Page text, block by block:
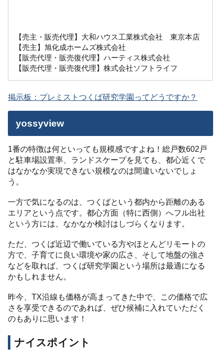
【売主・販売代理】大和ハウス工業株式会社 東京本店
【売主】旭化成ホームズ株式会社
【販売代理・販売復代理】ハーティス株式会社
【販売代理・販売復代理】株式会社ソフトライフ
掲示板：プレミストつくば研究学園ってどうですか？
yossyview
1番の特徴は何といっても規模感ですよね！総戸数602戸
と駐車場設置率、ランドスケープを見ても、都心近くで
はなかなか実現できない規模なのは間違いないでしょ
う。
一方で気になるのは、つくばという都内から距離のある
エリアという点です。都心方面（特に西側）へフル出社
という方には、なかなか検討はしづらくなります。
ただ、つくば近辺で働いている方やほとんどリモートの
方で、子育てに良い環境や家の広さ、そして地盤の強さ
などを取れば、つくば研究学園という場所は最適になる
かもしれません。
昨今、TX沿線も価格が高まってきた中で、この価格で広
さを享受できるのであれば、ぜひ候補に入れていただく
のもありに思います！
ナイスポイント